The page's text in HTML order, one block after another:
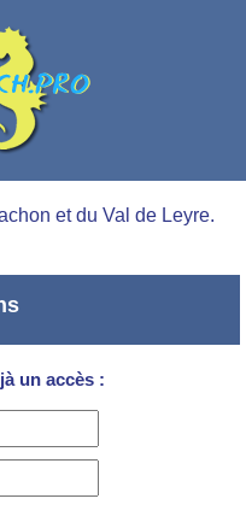
et du Val de Leyre.
un accès :